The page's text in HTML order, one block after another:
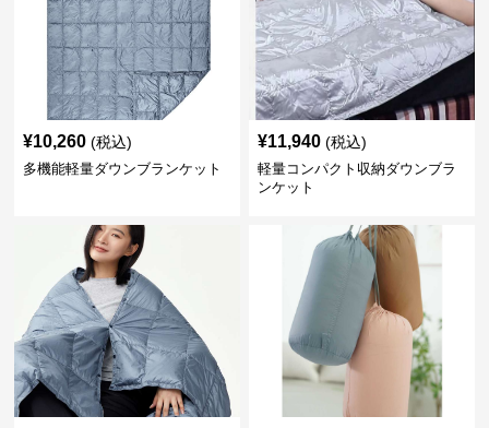
¥10,260 (税込)
多機能軽量ダウンブランケット
¥11,940 (税込)
軽量コンパクト収納ダウンブラ
ンケット